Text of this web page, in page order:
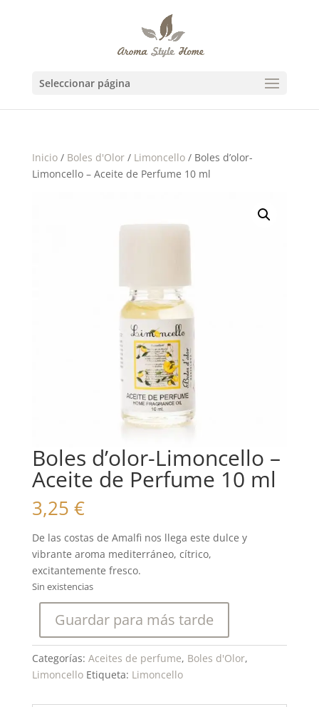
Seleccionar página
Inicio/ Boles d'Olor/ Limoncello/ Boles d’olor-
Limoncello – Aceite de Perfume 10 ml
Boles d’olor-Limoncello –
Aceite de Perfume 10 ml
3,25 €
De las costas de Amalfi nos llega este dulce y
vibrante aroma mediterráneo, cítrico,
excitantemente fresco.
Sin existencias
Guardar para más tarde
Categorías: Aceites de perfume, Boles d'Olor,
Limoncello Etiqueta: Limoncello